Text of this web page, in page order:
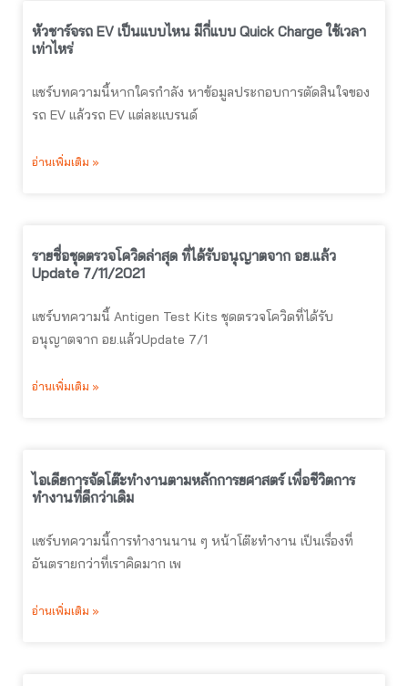
หัวชาร์จรถ EV เป็นแบบไหน มีกี่แบบ Quick Charge ใช้เวลา
เท่าไหร่
แชร์บทความนี้หากใครกำลัง หาข้อมูลประกอบการตัดสินใจของ
รถ EV แล้วรถ EV แต่ละแบรนด์
อ่านเพิ่มเติม »
รายชื่อชุดตรวจโควิดล่าสุด ที่ได้รับอนุญาตจาก อย.แล้ว
Update 7/11/2021
แชร์บทความนี้ Antigen Test Kits ชุดตรวจโควิดที่ได้รับ
อนุญาตจาก อย.แล้วUpdate 7/1
อ่านเพิ่มเติม »
ไอเดียการจัดโต๊ะทำงานตามหลักการยศาสตร์ เพื่อชีวิตการ
ทำงานที่ดีกว่าเดิม
แชร์บทความนี้การทำงานนาน ๆ หน้าโต๊ะทำงาน เป็นเรื่องที่
อันตรายกว่าที่เราคิดมาก เพ
อ่านเพิ่มเติม »